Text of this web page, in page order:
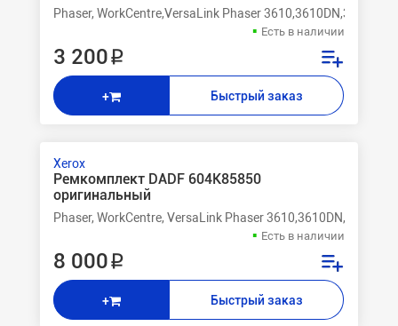
Phaser, WorkCentre,VersaLink Phaser 3610,3610DN,3610N
Есть в наличии
3 200 ₽
+ Быстрый заказ
Xerox
Ремкомплект DADF 604K85850
оригинальный
Phaser, WorkCentre, VersaLink Phaser 3610,3610DN,3610N
Есть в наличии
8 000 ₽
+ Быстрый заказ